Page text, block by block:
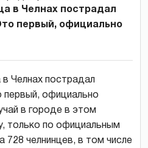
в Челнах пострадал
первый, официально
Челнах пострадал
первый, официально
в городе в этом
только по официальным
728 челнинцев, в том числе